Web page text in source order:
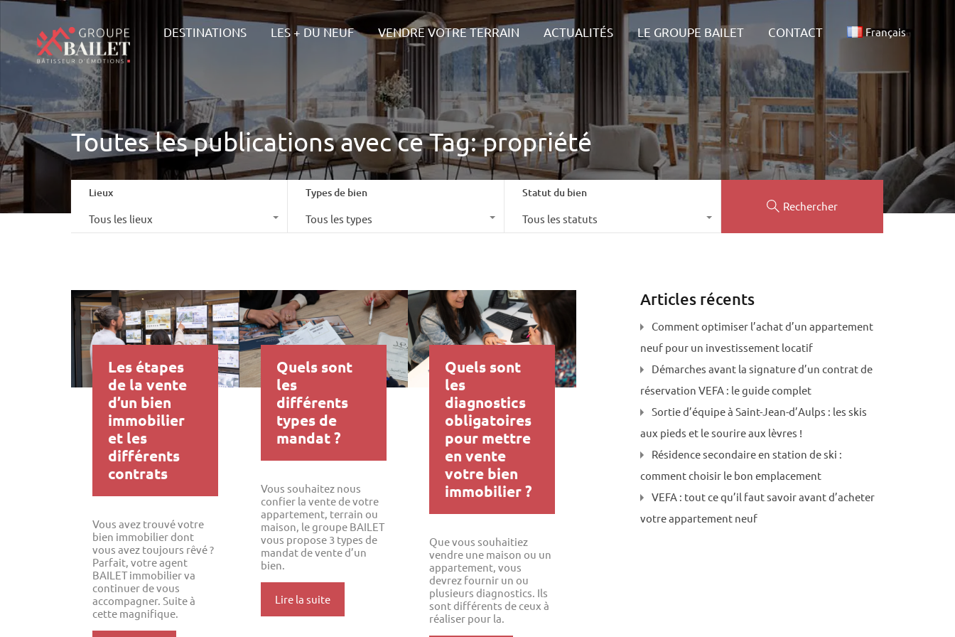
DESTINATIONS LES + DU NEUF VENDRE VOTRE TERRAIN ACTUALITÉS LE GROUPE BAILET CONTACT Français
DESTINATIONS LES + DU NEUF VENDRE VOTRE TERRAIN ACTUALITÉS LE GROUPE BAILET CONTACT Français
Toutes les publications avec ce Tag: propriété
Lieux
Tous les lieux
Types de bien
Tous les types
Statut du bien
Tous les statuts
Rechercher
Les étapes
de la vente
d’un bien
immobilier
et les
différents
contrats
Vous avez trouvé votre
bien immobilier dont
vous avez toujours rêvé ?
Parfait, votre agent
BAILET immobilier va
continuer de vous
accompagner. Suite à
cette magnifique.
Quels sont
les
différents
types de
mandat ?
Vous souhaitez nous
confier la vente de votre
appartement, terrain ou
maison, le groupe BAILET
vous propose 3 types de
mandat de vente d’un
bien.
Lire la suite
Quels sont
les
diagnostics
obligatoires
pour mettre
en vente
votre bien
immobilier ?
Que vous souhaitiez
vendre une maison ou un
appartement, vous
devrez fournir un ou
plusieurs diagnostics. Ils
sont différents de ceux à
réaliser pour la.
Articles récents
Comment optimiser l’achat d’un appartement
neuf pour un investissement locatif
Démarches avant la signature d’un contrat de
réservation VEFA : le guide complet
Sortie d’équipe à Saint-Jean-d’Aulps : les skis
aux pieds et le sourire aux lèvres !
Résidence secondaire en station de ski :
comment choisir le bon emplacement
VEFA : tout ce qu’il faut savoir avant d’acheter
votre appartement neuf